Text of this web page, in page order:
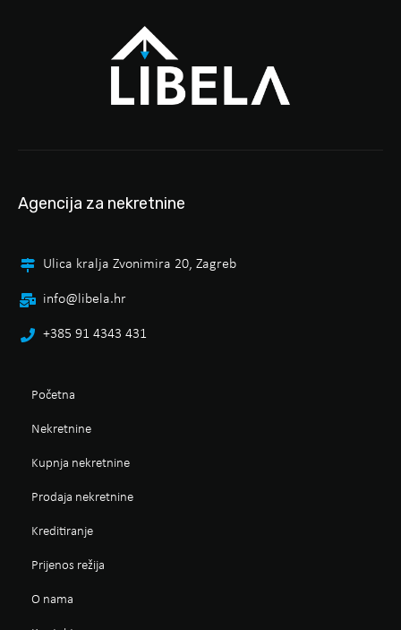
Agencija za nekretnine
Ulica kralja Zvonimira 20, Zagreb
info@libela.hr
+385 91 4343 431
Početna
Nekretnine
Kupnja nekretnine
Prodaja nekretnine
Kreditiranje
Prijenos režija
O nama